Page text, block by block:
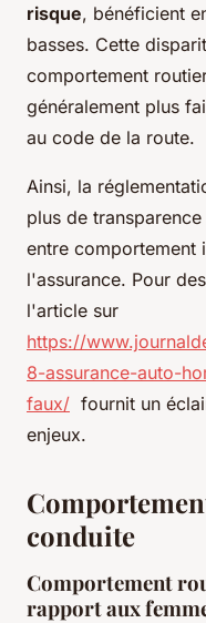
risque, bénéficient
basses. Cette
comportement
généralement plus
au code de la route.
Ainsi, la
plus de
entre comportement
l'assurance. Pour
l'article sur
https://
8-assurance-auto-
faux/ fournit un
enjeux.
conduite
Comportement
rapport aux